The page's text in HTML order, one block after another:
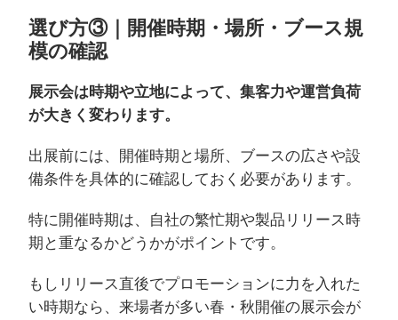
選び方③｜開催時期・場所・ブース規
模の確認
展示会は時期や立地によって、集客力や運営負荷
が大きく変わります。
出展前には、開催時期と場所、ブースの広さや設
備条件を具体的に確認しておく必要があります。
特に開催時期は、自社の繁忙期や製品リリース時
期と重なるかどうかがポイントです。
もしリリース直後でプロモーションに力を入れた
い時期なら、来場者が多い春・秋開催の展示会が